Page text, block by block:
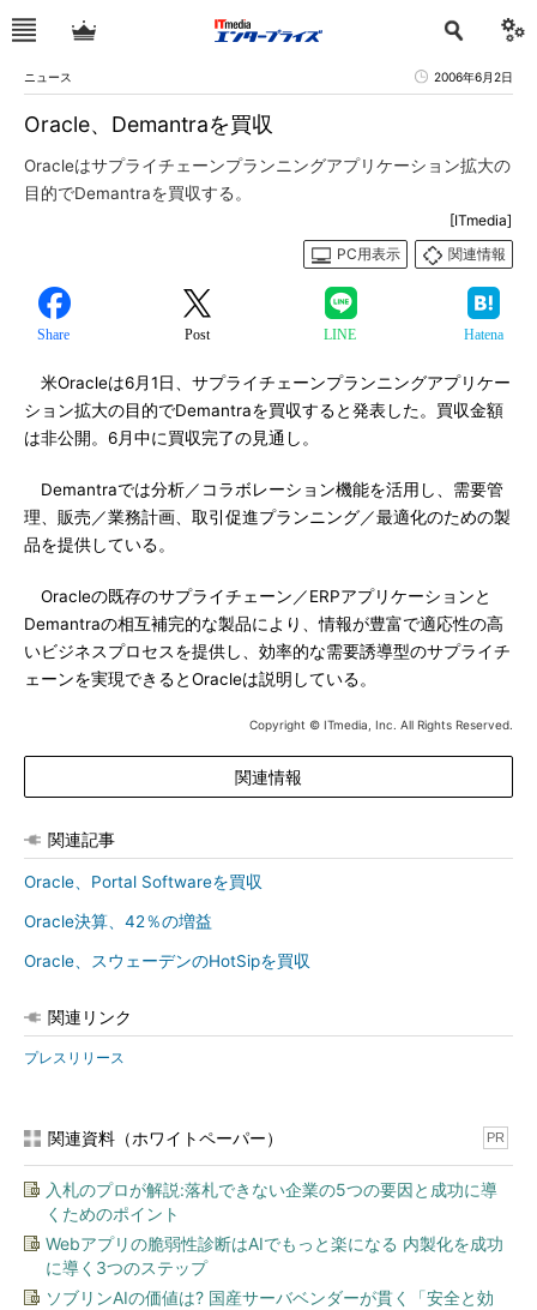
ニュース 2006年6月2日
Oracle、Demantraを買収
Oracleはサプライチェーンプランニングアプリケーション拡大の
目的でDemantraを買収する。
[ITmedia]
PC用表示
関連情報
Share Post LINE Hatena
米Oracleは6月1日、サプライチェーンプランニングアプリケー
ション拡大の目的でDemantraを買収すると発表した。買収金額
は非公開。6月中に買収完了の見通し。
Demantraでは分析／コラボレーション機能を活用し、需要管
理、販売／業務計画、取引促進プランニング／最適化のための製
品を提供している。
Oracleの既存のサプライチェーン／ERPアプリケーションと
Demantraの相互補完的な製品により、情報が豊富で適応性の高
いビジネスプロセスを提供し、効率的な需要誘導型のサプライチ
ェーンを実現できるとOracleは説明している。
Copyright © ITmedia, Inc. All Rights Reserved.
関連情報
関連記事
Oracle、Portal Softwareを買収
Oracle決算、42％の増益
Oracle、スウェーデンのHotSipを買収
関連リンク
プレスリリース
関連資料（ホワイトペーパー） PR
入札のプロが解説:落札できない企業の5つの要因と成功に導
くためのポイント
Webアプリの脆弱性診断はAIでもっと楽になる 内製化を成功
に導く3つのステップ
ソブリンAIの価値は? 国産サーバベンダーが貫く「安全と効